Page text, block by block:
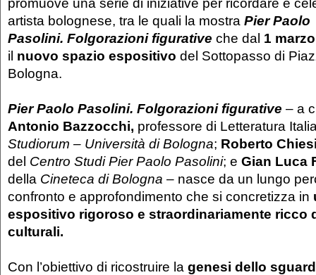
artista bolognese, tra le quali la mostra Pier Paolo
Pasolini. Folgorazioni figurative che dal 1
il nuovo spazio espositivo del Sottopasso di
Bologna.
Pier Paolo Pasolini. Folgorazioni figurative – a
Antonio Bazzocchi, professore di Letteratura
Studiorum – Università di Bologna; Roberto
del Centro Studi Pier Paolo Pasolini; e Gian Luca
della Cineteca di Bologna – nasce da un lungo
confronto e approfondimento che si concretizza in
espositivo rigoroso e straordinariamente ricco
culturali.
Con l’obiettivo di ricostruire la genesi dello